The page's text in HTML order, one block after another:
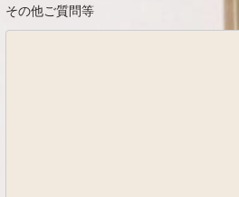
その他ご質問等